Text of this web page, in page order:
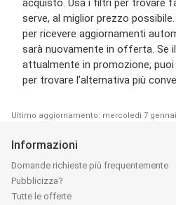
serve, al miglior prezzo
per ricevere aggiornamenti
sarà nuovamente in offerta. Se
attualmente in promozione,
per trovare l’alternativa più
Ultimo aggiornamento: mercoledì 7
Informazioni
Domande richieste più frequentemente
Pubblicizza?
Tutte le offerte